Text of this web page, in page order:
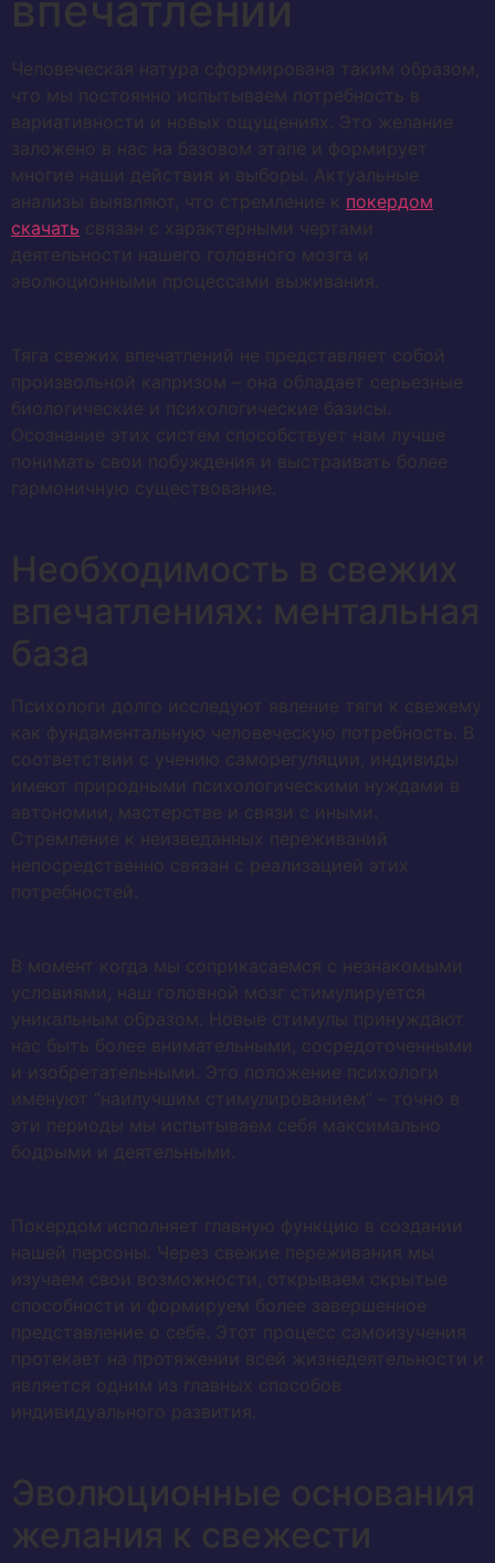
Человеческая натура сформирована таким образом,
что мы постоянно испытываем потребность в
вариативности и новых ощущениях. Это желание
заложено в нас на базовом этапе и формирует
многие наши действия и выборы. Актуальные
анализы выявляют, что стремление к покердом
скачать связан с характерными чертами
деятельности нашего головного мозга и
эволюционными процессами выживания.
Тяга свежих впечатлений не представляет собой
произвольной капризом – она обладает серьезные
биологические и психологические базисы.
Осознание этих систем способствует нам лучше
понимать свои побуждения и выстраивать более
гармоничную существование.
Необходимость в свежих
впечатлениях: ментальная
база
Психологи долго исследуют явление тяги к свежему
как фундаментальную человеческую потребность. В
соответствии с учению саморегуляции, индивиды
имеют природными психологическими нуждами в
автономии, мастерстве и связи с иными.
Стремление к неизведанных переживаний
непосредственно связан с реализацией этих
потребностей.
В момент когда мы соприкасаемся с незнакомыми
условиями, наш головной мозг стимулируется
уникальным образом. Новые стимулы принуждают
нас быть более внимательными, сосредоточенными
и изобретательными. Это положение психологи
именуют “наилучшим стимулированием” – точно в
эти периоды мы испытываем себя максимально
бодрыми и деятельными.
Покердом исполняет главную функцию в создании
нашей персоны. Через свежие переживания мы
изучаем свои возможности, открываем скрытые
способности и формируем более завершенное
представление о себе. Этот процесс самоизучения
протекает на протяжении всей жизнедеятельности и
является одним из главных способов
индивидуального развития.
Эволюционные основания
желания к свежести